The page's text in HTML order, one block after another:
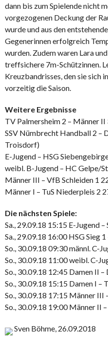
dann bis zum Spielende nicht
vorgezogenen Deckung der
wurde und aus den
Gegenerinnen erfolgreich
wurden. Zudem waren Lara
treffsichere 7m-Schützinnen.
Kreuzbandrisses, den sie sich
vorzeitig die Saison.
Weitere Ergebnisse
TV Palmersheim 2 – Männer II
SSV Nümbrecht Handball 2 –
Troisdorf)
E-Jugend – HSG
weibl. B-Jugend – HC Gelpe/
Männer III – VfB Schleiden 1
Männer I – TuS Niederpleis 2
Die nächsten Spiele:
Sa., 29.09.18 15:15 E-Jugend
Sa., 29.09.18 16:00 HSG Sieg
So., 30.09.18 09:30 männl. C-
So., 30.09.18 11:00 weibl. C-
So., 30.09.18 12:45 Damen II –
So., 30.09.18 15:15 Damen I –
So., 30.09.18 17:15 Männer III
So., 30.09.18 19:00 Männer II –
Sven Böhme, 26.09.2018